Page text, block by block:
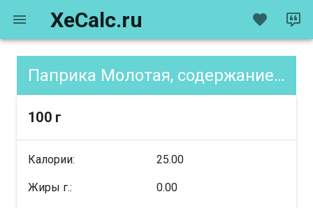
XeCalc.ru
Паприка Молотая, содержание XE
100 г
Калории: 25.00
Жиры г.: 0.00